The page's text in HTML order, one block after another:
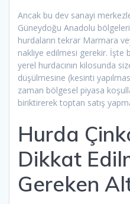
Ancak bu dev sanayi
Güneydoğu Anadolu
hurdaların tekrar Marmara
nakliye edilmesi gerekir. İşte
yerel hurdacının kilosunda
düşülmesine (kesinti
zaman bölgesel piyasa
biriktirerek toptan satış
Hurda
Dikkat
Gereken